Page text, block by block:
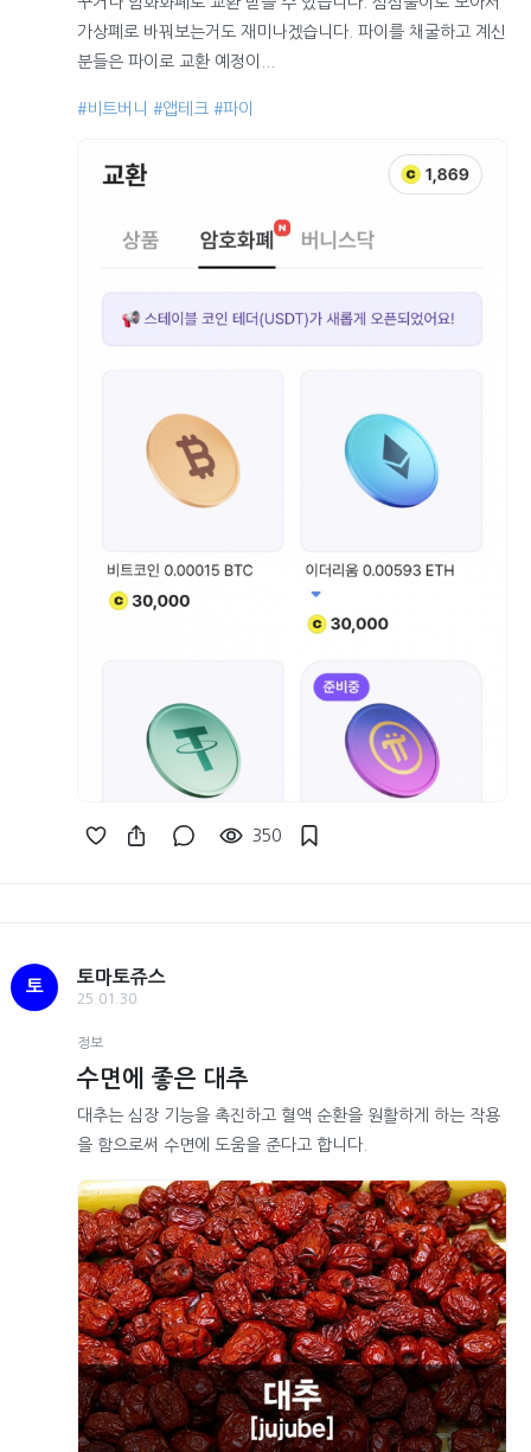
가상폐로 바꿔보는거도 재미나겠습니다. 파이를 채굴하고 계신
분들은 파이로 교환 예정이...
#비트버니 #앱테크 #파이
350
토
토마토쥬스
25.01.30
정보
수면에 좋은 대추
대추는 심장 기능을 촉진하고 혈액 순환을 원활하게 하는 작용
을 함으로써 수면에 도움을 준다고 합니다.